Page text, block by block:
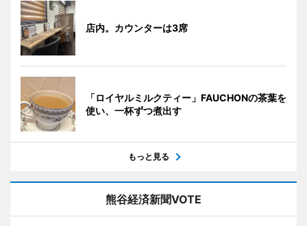
店内。カウンターは3席
「ロイヤルミルクティー」FAUCHONの茶葉を
使い、一杯ずつ煮出す
もっと見る
熊谷経済新聞VOTE